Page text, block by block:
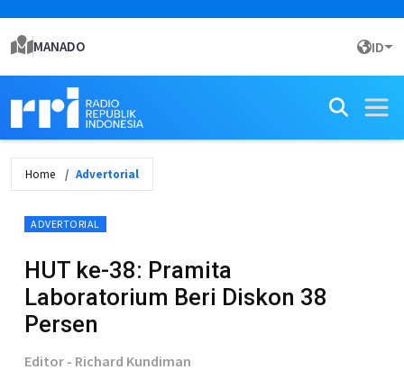
MANADO ID
Home Advertorial
ADVERTORIAL
HUT ke-38: Pramita
Laboratorium Beri Diskon 38
Persen
Editor - Richard Kundiman